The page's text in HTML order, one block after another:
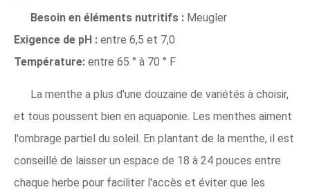
Besoin en éléments nutritifs : Meugler
Exigence de pH : entre 6,5 et 7,0
Température: entre 65 ° à 70 ° F
La menthe a plus d'une douzaine de variétés à choisir,
et tous poussent bien en aquaponie. Les menthes aiment
l'ombrage partiel du soleil. En plantant de la menthe, il est
conseillé de laisser un espace de 18 à 24 pouces entre
chaque herbe pour faciliter l'accès et éviter que les